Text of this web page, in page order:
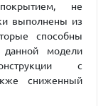
покрытием, не
выполнены из
способны
модели
с
сниженный